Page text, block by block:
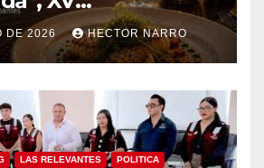
de Los Cabos y
consumo
para
de BCS
DE 2026 HECTOR NARRO
LAS RELEVANTES POLITICA